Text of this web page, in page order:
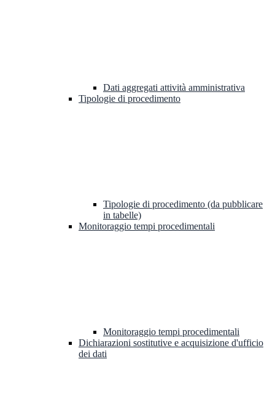
Dati aggregati attività amministrativa
Tipologie di procedimento
Tipologie di procedimento (da pubblicare
in tabelle)
Monitoraggio tempi procedimentali
Monitoraggio tempi procedimentali
Dichiarazioni sostitutive e acquisizione d'ufficio
dei dati